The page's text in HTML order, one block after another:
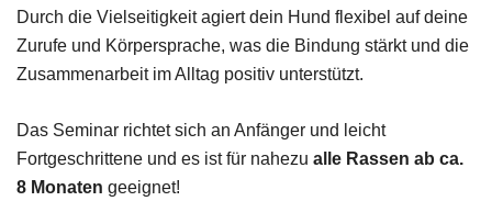
Durch die Vielseitigkeit agiert dein Hund flexibel auf deine
Zurufe und Körpersprache, was die Bindung stärkt und die
Zusammenarbeit im Alltag positiv unterstützt.
Das Seminar richtet sich an Anfänger und leicht
Fortgeschrittene und es ist für nahezu alle Rassen ab ca.
8 Monaten geeignet!